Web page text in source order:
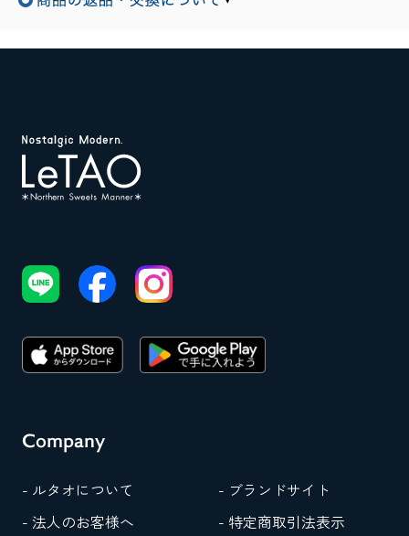
Company
- ルタオについて
- ブランドサイト
- 法人のお客様へ
- 特定商取引法表示